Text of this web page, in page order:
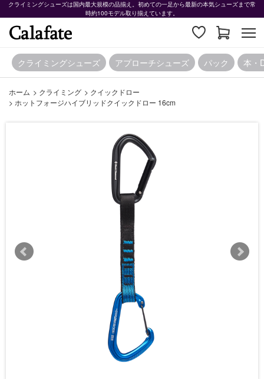
クライミングシューズは国内最大規模の品揃え。初めての一足から最新の本気シューズまで常
時約100モデル取り揃えています。
クライミングシューズ アプローチシューズ パック 本・
ホーム > クライミング > クイックドロー
> ホットフォージハイブリッドクイックドロー 16cm